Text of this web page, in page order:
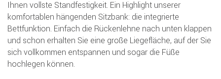
Ihnen vollste Standfestigkeit. Ein Highlight unserer
komfortablen hängenden Sitzbank: die integrierte
Bettfunktion. Einfach die Rückenlehne nach unten klappen
und schon erhalten Sie eine große Liegefläche, auf der Sie
sich vollkommen entspannen und sogar die Füße
hochlegen können.